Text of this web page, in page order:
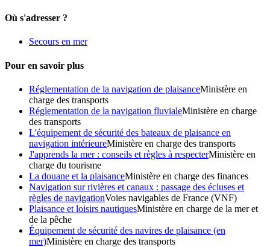
Où s'adresser ?
Secours en mer
Pour en savoir plus
Réglementation de la navigation de plaisanceMinistère en
charge des transports
Réglementation de la navigation fluvialeMinistère en charge
des transports
L'équipement de sécurité des bateaux de plaisance en
navigation intérieureMinistère en charge des transports
J'apprends la mer : conseils et règles à respecterMinistère en
charge du tourisme
La douane et la plaisanceMinistère en charge des finances
Navigation sur rivières et canaux : passage des écluses et
règles de navigationVoies navigables de France (VNF)
Plaisance et loisirs nautiquesMinistère en charge de la mer et
de la pêche
Équipement de sécurité des navires de plaisance (en
mer)Ministère en charge des transports